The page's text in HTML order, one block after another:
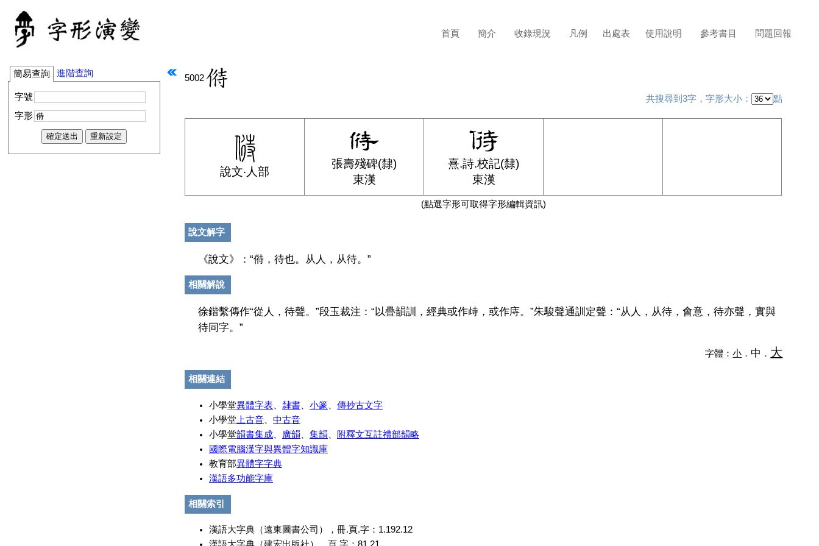
首頁 簡介 收錄現況 凡例 出處表 使用說明 參考書目 問題回報
簡易查詢 進階查詢
字號
字形
5002
共搜尋到3字，字形大小： 點
說文‧人部
張壽殘碑(隸)
東漢
熹.詩.校記(隸)
東漢
(點選字形可取得字形編輯資訊)
說文解字
《說文》：“偫，待也。从人，从待。”
相關解說
徐鍇繫傳作“從人，待聲。”段玉裁注：“以疊韻訓，經典或作歭，或作庤。”朱駿聲通訓定聲：“从人，从待，會意，待亦聲，實與
待同字。”
字體：小 ． 中 ． 大
相關連結
小學堂異體字表 隸書 小篆
傳抄古文字
小學堂 上古音
中古音
小學堂韻書集成 廣韻 集韻
附釋文互註禮部韻略
國際電腦漢字與異體字知識庫
教育部異體字字典
漢語多功能字庫
相關索引
漢語大字典（遠東圖書公司），冊.頁.字：1.192.12